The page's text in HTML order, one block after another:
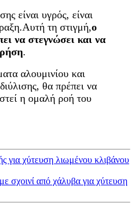
είναι υγρός, είναι
τη στιγμή,ο
να στεγνώσει και να
.
αλουμινίου και
θα πρέπει να
η ομαλή ροή του
για χύτευση λιωμένου κλιβάνου
σχοινί από χάλυβα για χύτευση